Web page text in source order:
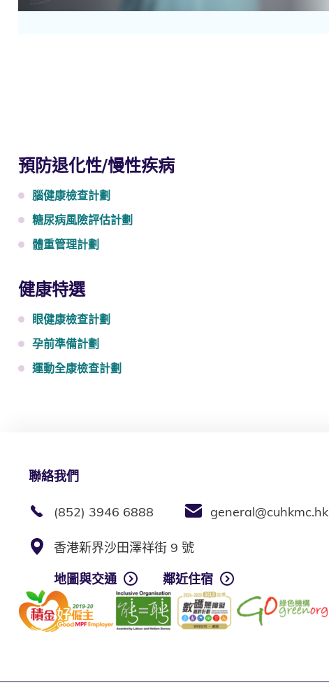
預防退化性/慢性疾病
腦健康檢查計劃
糖尿病風險評估計劃
體重管理計劃
健康特選
眼健康檢查計劃
孕前準備計劃
運動全康檢查計劃
聯絡我們
(852) 3946 6888 general@cuhkmc.hk
香港新界沙田澤祥街 9 號
地圖與交通
鄰近住宿